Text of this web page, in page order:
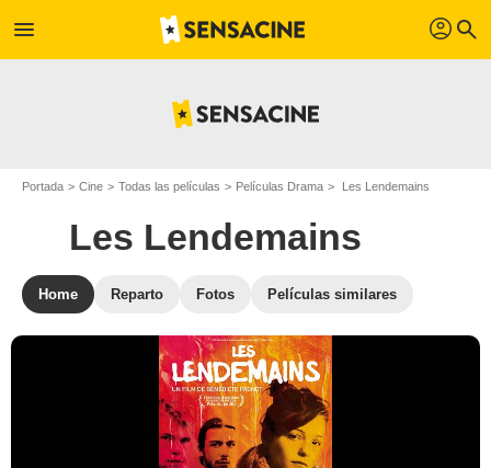
menu profil search
Portada Cine Todas las películas Películas Drama Les Lendemains
Les Lendemains
Home Reparto Fotos Películas similares